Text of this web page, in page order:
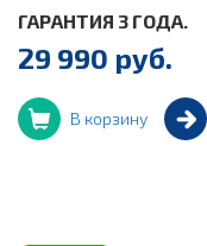
ГАРАНТИЯ 3 ГОДА.
29 990 руб.
В корзину